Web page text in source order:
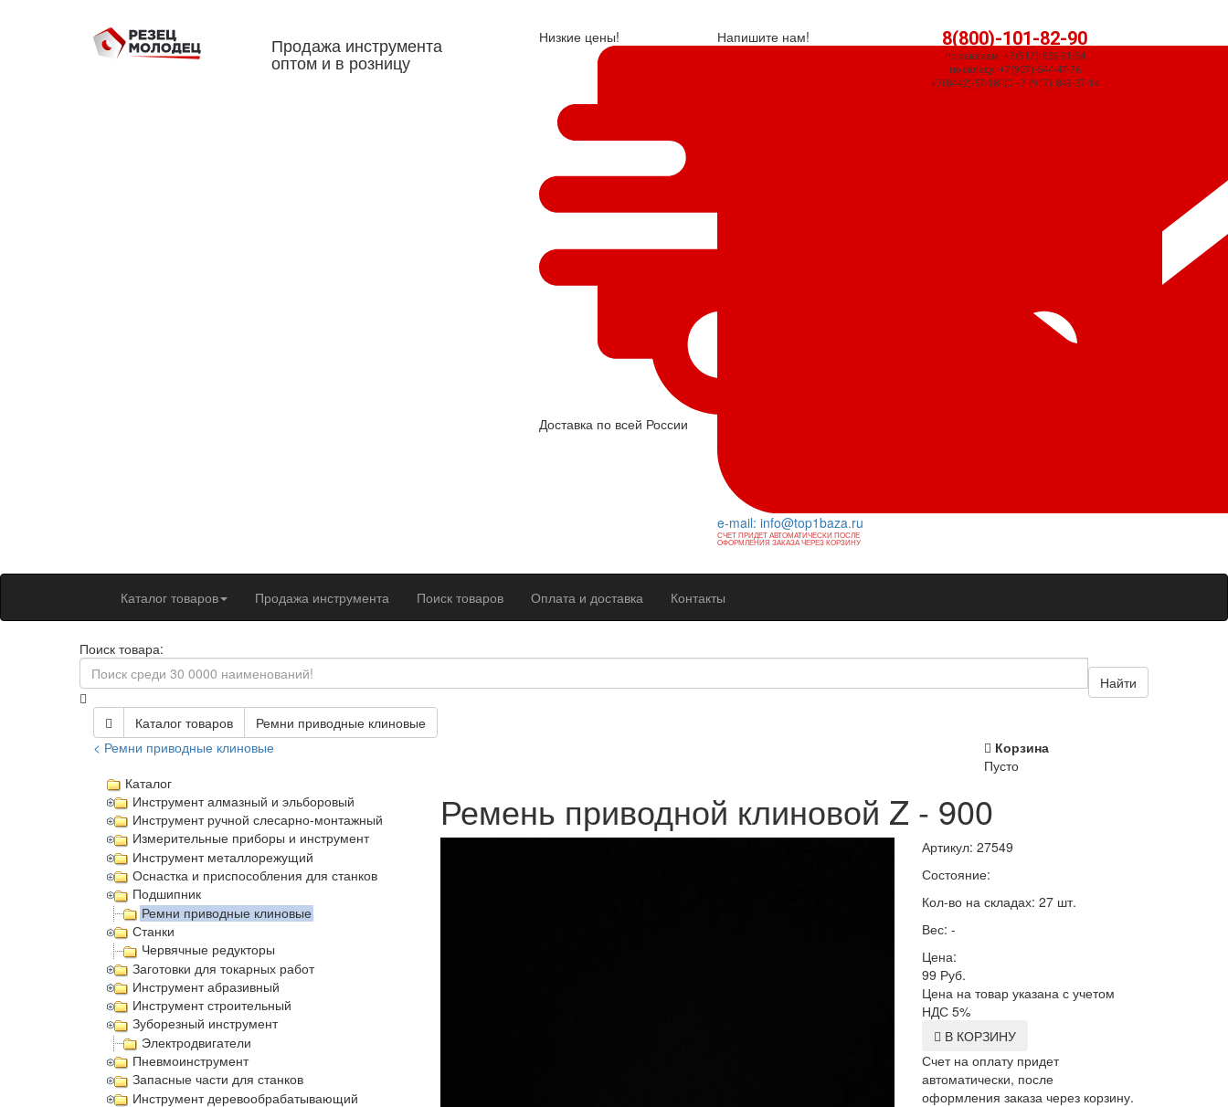
Продажа инструмента
оптом и в розницу
Низкие цены!
Доставка по всей России
Напишите нам!
e-mail: info@top1baza.ru
СЧЕТ ПРИДЕТ АВТОМАТИЧЕСКИ ПОСЛЕ
ОФОРМЛЕНИЯ ЗАКАЗА ЧЕРЕЗ КОРЗИНУ
8(800)-101-82-90
по заказам: +7(917)-836-91-54
по складу: +7(937)-544-47-76
+7(8442)-57-18-00 +7 (917) 849-37-14
Каталог товаров Продажа инструмента Поиск товаров Оплата и доставка Контакты
Поиск товара:
Найти
Каталог товаров
Ремни приводные клиновые
< Ремни приводные клиновые
Корзина
Пусто
Каталог
Инструмент алмазный и эльборовый
Инструмент ручной слесарно-монтажный
Измерительные приборы и инструмент
Инструмент металлорежущий
Оснастка и приспособления для станков
Подшипник
Ремни приводные клиновые
Станки
Червячные редукторы
Заготовки для токарных работ
Инструмент абразивный
Инструмент строительный
Зуборезный инструмент
Электродвигатели
Пневмоинструмент
Запасные части для станков
Инструмент деревообрабатывающий
Ремень приводной клиновой Z - 900
Артикул: 27549
Состояние:
Кол-во на складах: 27 шт.
Вес: -
Цена:
99 Руб.
Цена на товар указана с учетом
НДС 5%
В КОРЗИНУ
Счет на оплату придет
автоматически, после
оформления заказа через корзину.